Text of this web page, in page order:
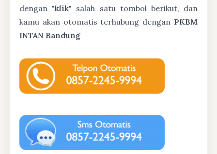
dengan "klik" salah satu tombol berikut, dan
kamu akan otomatis terhubung dengan PKBM
INTAN Bandung